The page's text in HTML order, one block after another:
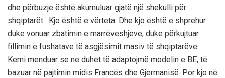
dhe përbuzje është akumuluar gjatë një shekulli për
shqiptarët. Kjo është e vërteta. Dhe kjo është e shprehur
duke vonuar zbatimin e marrëveshjeve, duke përkujtuar
fillimin e fushatave të asgjësimit masiv të shqiptarëve.
Kemi menduar se ne duhet të adaptojmë modelin e BE, të
bazuar në pajtimin midis Francës dhe Gjermanisë. Por kjo në